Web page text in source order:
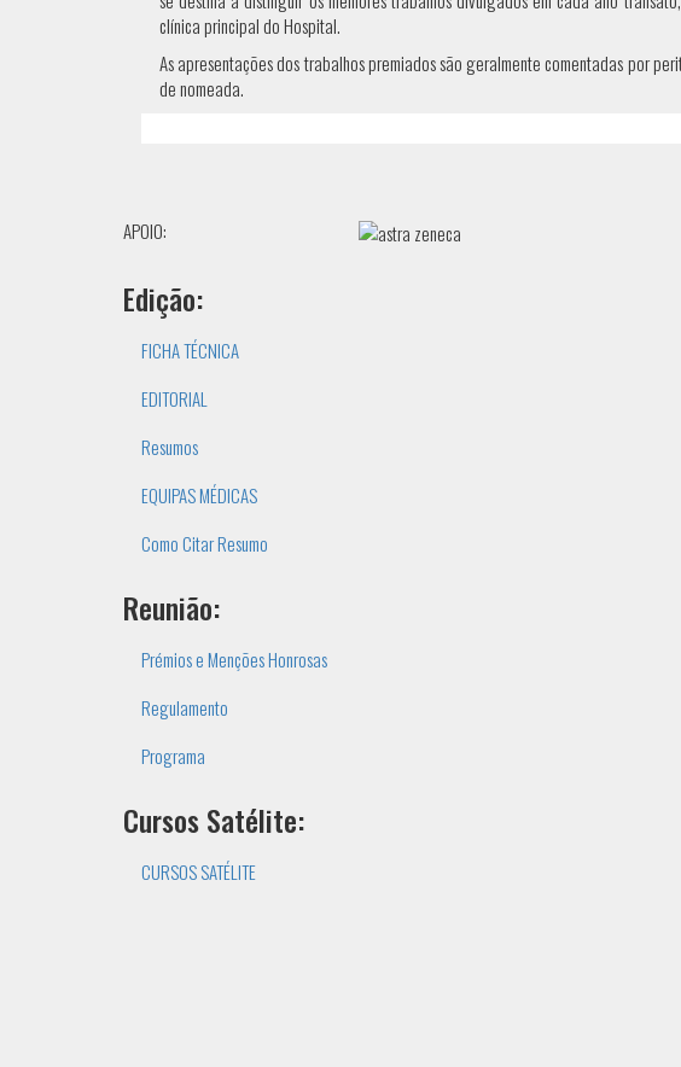
clínica principal do Hospital.
As apresentações dos trabalhos premiados são geralmente comentadas por
de nomeada.
APOIO:
Edição:
FICHA TÉCNICA
EDITORIAL
Resumos
EQUIPAS MÉDICAS
Como Citar Resumo
Reunião:
Prémios e Menções Honrosas
Regulamento
Programa
Cursos Satélite:
CURSOS SATÉLITE